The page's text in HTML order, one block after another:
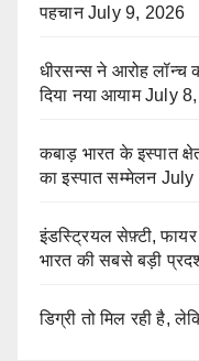
पहचान July 9, 2026
धीरसन्स ने आरोह लॉन्च
दिया नया आयाम July
कबाड़ भारत के इस्पात
का इस्पात सम्मेलन July
इंडस्ट्रियल सेफ़्टी, फायर
भारत की सबसे बड़ी
डिग्री तो मिल रही है,